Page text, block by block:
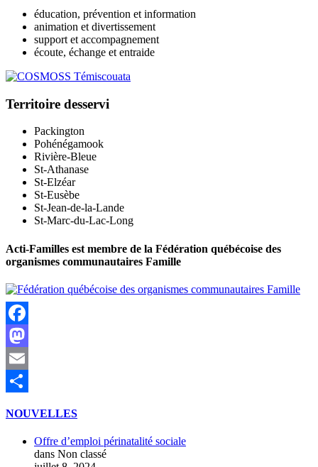
éducation, prévention et information
animation et divertissement
support et accompagnement
écoute, échange et entraide
Territoire desservi
Packington
Pohénégamook
Rivière-Bleue
St-Athanase
St-Elzéar
St-Eusèbe
St-Jean-de-la-Lande
St-Marc-du-Lac-Long
Acti-Familles est membre de la Fédération québécoise des
organismes communautaires Famille
Facebook
Mastodon
Email
NOUVELLES
Offre d’emploi périnatalité sociale
dans Non classé